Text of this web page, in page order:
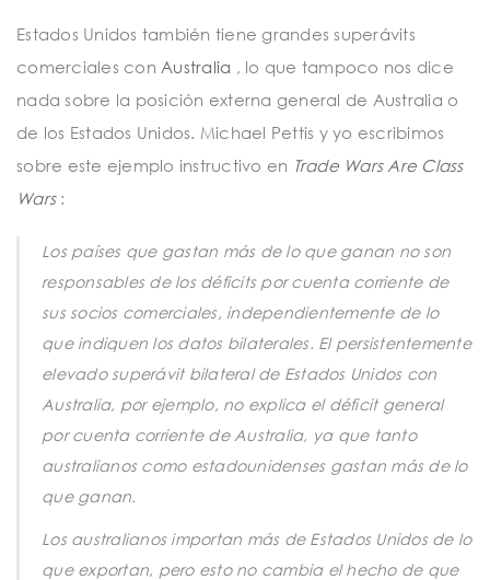
Estados Unidos también tiene grandes superávits
comerciales con Australia
, lo que tampoco nos dice
nada sobre la posición externa general de Australia o
de los Estados Unidos. Michael Pettis y yo escribimos
sobre este ejemplo instructivo en Trade Wars Are Class
Wars:
Los países que gastan más de lo que ganan no son
responsables de los déficits por cuenta corriente de
sus socios comerciales, independientemente de lo
que indiquen los datos bilaterales. El persistentemente
elevado superávit bilateral de Estados Unidos con
Australia, por ejemplo, no explica el déficit general
por cuenta corriente de Australia, ya que tanto
australianos como estadounidenses gastan más de lo
que ganan.
Los australianos importan más de Estados Unidos de lo
que exportan, pero esto no cambia el hecho de que